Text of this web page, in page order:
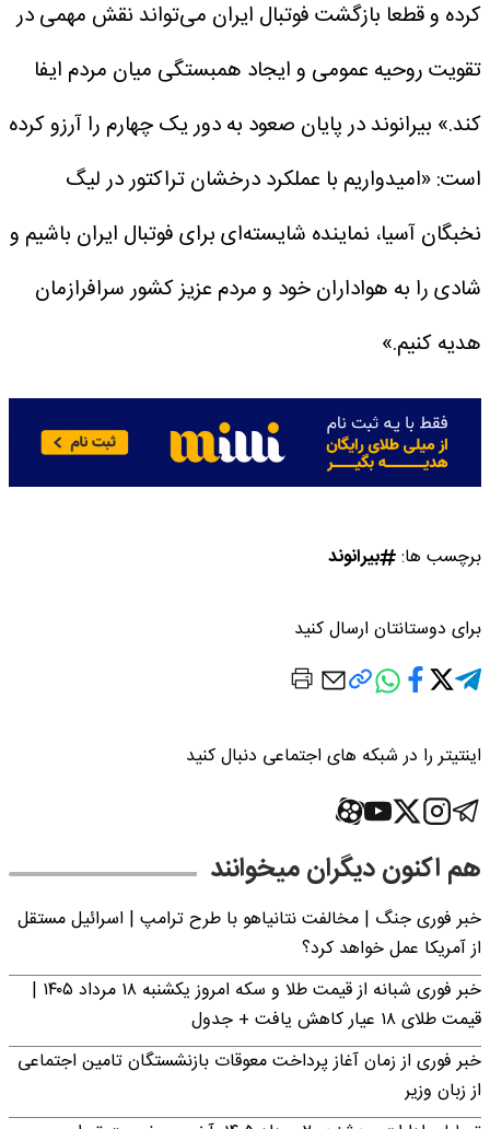
کرده و قطعا بازگشت فوتبال ایران می‌تواند نقش مهمی در
تقویت روحیه عمومی و ایجاد همبستگی میان مردم ایفا
کند.» بیرانوند در پایان صعود به دور یک چهارم را آرزو کرده
است: «امیدواریم با عملکرد درخشان تراکتور در لیگ
نخبگان آسیا، نماینده شایسته‌ای برای فوتبال ایران باشیم و
شادی را به هواداران خود و مردم عزیز کشور سرافرازمان
هدیه کنیم.»
برچسب ها: بیرانوند
برای دوستانتان ارسال کنید
اینتیتر را در شبکه های اجتماعی دنبال کنید
هم اکنون دیگران میخوانند
خبر فوری جنگ | مخالفت نتانیاهو با طرح ترامپ | اسرائیل مستقل
از آمریکا عمل خواهد کرد؟
خبر فوری شبانه از قیمت طلا و سکه امروز یکشنبه ۱۸ مرداد ۱۴۰۵ |
قیمت طلای ۱۸ عیار کاهش یافت + جدول
خبر فوری از زمان آغاز پرداخت معوقات بازنشستگان تامین اجتماعی
از زبان وزیر